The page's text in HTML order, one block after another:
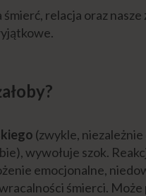
relacja oraz
(zwykle,
wywołuje szok.
emocjonalne,
śmierci.